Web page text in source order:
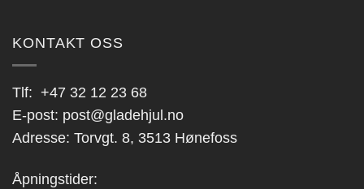
KONTAKT OSS
Tlf: +47 32 12 23 68
E-post: post@gladehjul.no
Adresse: Torvgt. 8, 3513 Hønefoss
Åpningstider: